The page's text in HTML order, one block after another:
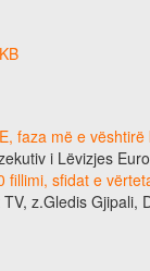
faza më e
i Lëvizjes
fillimi, sfidat e
z.Gledis Gjipali,